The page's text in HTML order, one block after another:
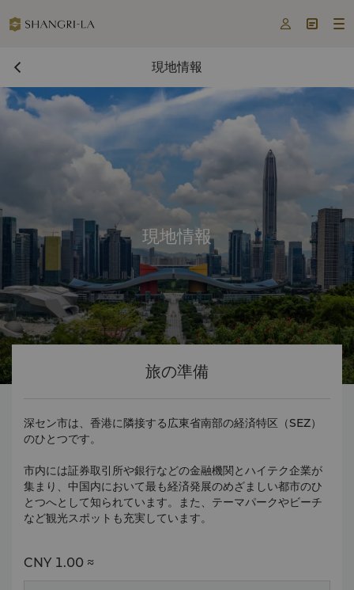
  
現地情報
現地情報
旅の準備
深セン市は、香港に隣接する広東省南部の経済特区（SEZ）
のひとつです。
市内には証券取引所や銀行などの金融機関とハイテク企業が
集まり、中国内において最も経済発展のめざましい都市のひ
とつへとして知られています。また、テーマパークやビーチ
など観光スポットも充実しています。
CNY 1.00 ≈